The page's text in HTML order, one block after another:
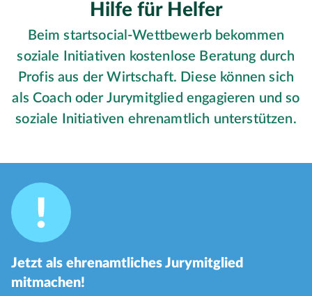
Hilfe für Helfer
Beim startsocial-Wettbewerb bekommen
soziale Initiativen kostenlose Beratung durch
Profis aus der Wirtschaft. Diese können sich
als Coach oder Jurymitglied engagieren und so
soziale Initiativen ehrenamtlich unterstützen.
Jetzt als ehrenamtliches Jurymitglied
mitmachen!